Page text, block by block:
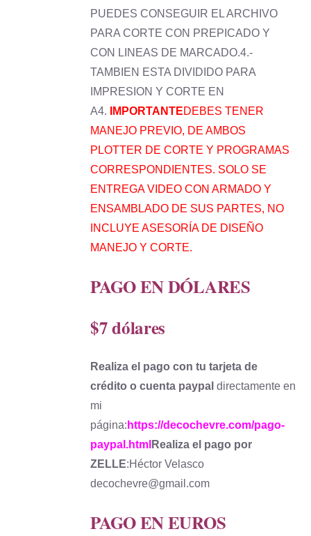
PUEDES CONSEGUIR EL ARCHIVO
PARA CORTE CON PREPICADO Y
CON LINEAS DE MARCADO.4.-
TAMBIEN ESTA DIVIDIDO PARA
IMPRESION Y CORTE EN
A4.
IMPORTANTEDEBES TENER
MANEJO PREVIO, DE AMBOS
PLOTTER DE CORTE Y PROGRAMAS
CORRESPONDIENTES. SOLO SE
ENTREGA VIDEO CON ARMADO Y
ENSAMBLADO DE SUS PARTES, NO
INCLUYE ASESORÍA DE DISEÑO
MANEJO Y CORTE.
PAGO EN DÓLARES
$7 dólares
Realiza el pago con tu tarjeta de
crédito o cuenta paypal directamente en
mi
página: https://decochevre.com/pago-
paypal.html Realiza el pago por
ZELLE:Héctor Velasco
decochevre@gmail.com
PAGO EN EUROS